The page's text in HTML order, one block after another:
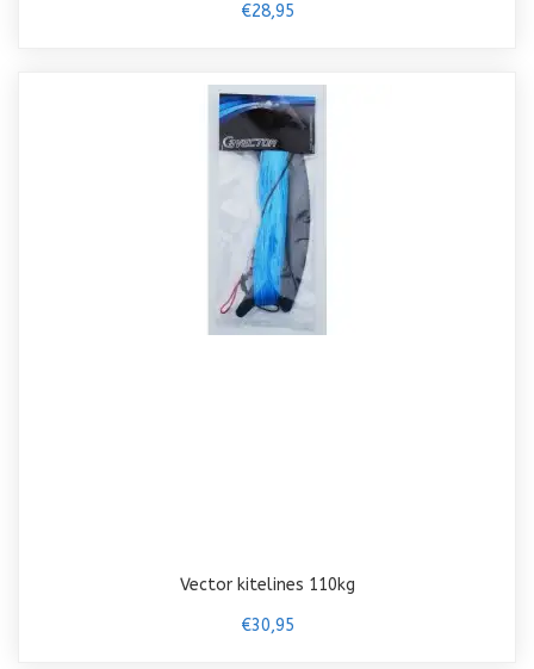
€28,95
Vector kitelines 110kg
€30,95